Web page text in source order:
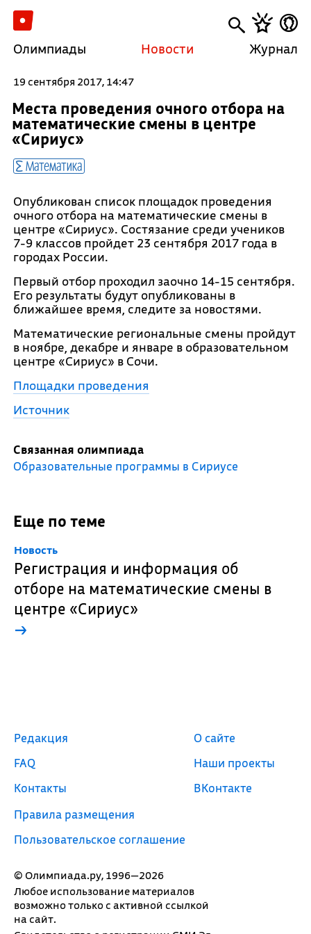
Олимпиады Новости Журнал
19 сентября 2017, 14:47
Места проведения очного отбора на
математические смены в центре
«Сириус»
Математика
Опубликован список площадок проведения
очного отбора на математические смены в
центре «Сириус». Состязание среди учеников
7-9 классов пройдет 23 сентября 2017 года в
городах России.
Первый отбор проходил заочно 14-15 сентября.
Его результаты будут опубликованы в
ближайшее время, следите за новостями.
Математические региональные смены пройдут
в ноябре, декабре и январе в образовательном
центре «Сириус» в Сочи.
Площадки проведения
Источник
Связанная олимпиада
Образовательные программы в Сириусе
Еще по теме
Новость
Регистрация и информация об
отборе на математические смены в
центре «Сириус»
→
© Олимпиада.ру, 1996—2026
Любое использование материалов
возможно только с активной ссылкой
на сайт.
Редакция
FAQ
Контакты
Правила размещения
Пользовательское соглашение
О сайте
Наши проекты
ВКонтакте